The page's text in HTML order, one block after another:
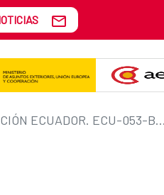
ECU-053- LICITACIÓN ECUADOR. ECU-053-B_OBRAS